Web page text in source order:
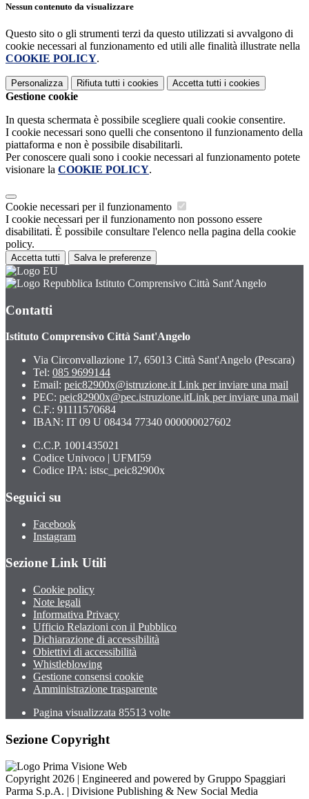
Nessun contenuto da visualizzare
Questo sito o gli strumenti terzi da questo utilizzati si avvalgono di
cookie necessari al funzionamento ed utili alle finalità illustrate nella
COOKIE POLICY.
Personalizza Rifiuta tutti i cookies Accetta tutti i cookies
Gestione cookie
In questa schermata è possibile scegliere quali cookie consentire.
I cookie necessari sono quelli che consentono il funzionamento della
piattaforma e non è possibile disabilitarli.
Per conoscere quali sono i cookie necessari al funzionamento potete
visionare la COOKIE POLICY.
Cookie necessari per il funzionamento
I cookie necessari per il funzionamento non possono essere
disabilitati. È possibile consultare l'elenco nella pagina della cookie
policy.
Accetta tutti Salva le preferenze
Istituto Comprensivo Città Sant'Angelo
Contatti
Istituto Comprensivo Città Sant'Angelo
Via Circonvallazione 17, 65013 Città Sant'Angelo (Pescara)
Tel: 085 9699144
Email: peic82900x@istruzione.it Link per inviare una mail
PEC: peic82900x@pec.istruzione.itLink per inviare una mail
C.F.: 91111570684
IBAN: IT 09 U 08434 77340 000000027602
C.C.P. 1001435021
Codice Univoco | UFMI59
Codice IPA: istsc_peic82900x
Seguici su
Facebook
Instagram
Sezione Link Utili
Cookie policy
Note legali
Informativa Privacy
Ufficio Relazioni con il Pubblico
Dichiarazione di accessibilità
Obiettivi di accessibilità
Whistleblowing
Gestione consensi cookie
Amministrazione trasparente
Pagina visualizzata 85513 volte
Sezione Copyright
Copyright 2026 | Engineered and powered by Gruppo Spaggiari
Parma S.p.A. | Divisione Publishing & New Social Media